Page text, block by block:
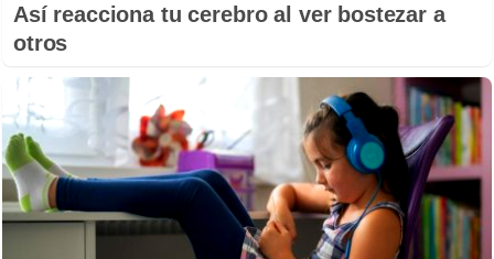
Así reacciona tu cerebro al ver bostezar a
otros